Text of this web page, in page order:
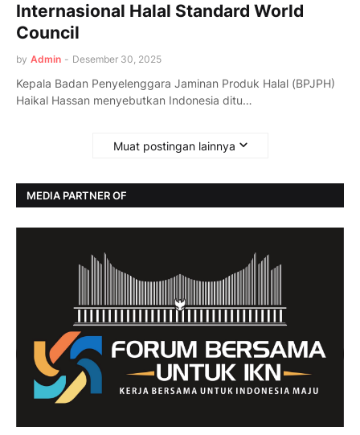
Internasional Halal Standard World
Council
by Admin - Desember 30, 2025
Kepala Badan Penyelenggara Jaminan Produk Halal (BPJPH)
Haikal Hassan menyebutkan Indonesia ditu…
Muat postingan lainnya
MEDIA PARTNER OF